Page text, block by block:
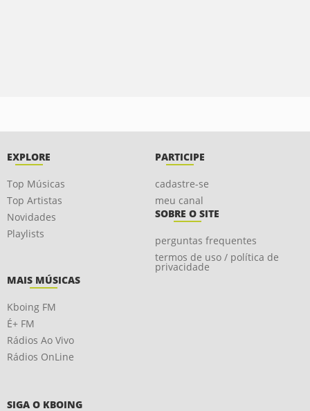
EXPLORE
Top Músicas
Top Artistas
Novidades
Playlists
PARTICIPE
cadastre-se
meu canal
SOBRE O SITE
perguntas frequentes
termos de uso / política de
privacidade
MAIS MÚSICAS
Kboing FM
É+ FM
Rádios Ao Vivo
Rádios OnLine
SIGA O KBOING